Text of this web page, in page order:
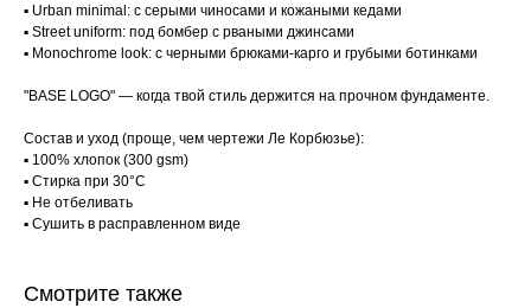
▪ Urban minimal: с серыми чиносами и кожаными кедами
▪ Street uniform: под бомбер с рваными джинсами
▪ Monochrome look: с черными брюками-карго и грубыми ботинками
"BASE LOGO" — когда твой стиль держится на прочном фундаменте.
Состав и уход (проще, чем чертежи Ле Корбюзье):
▪ 100% хлопок (300 gsm)
▪ Стирка при 30°C
▪ Не отбеливать
▪ Сушить в расправленном виде
Смотрите также